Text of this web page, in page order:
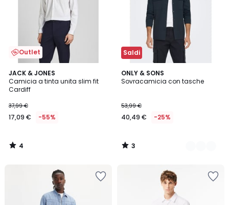
Outlet
JACK & JONES
Camicia a tinta unita slim fit
Cardiff
37,99 €
17,09 € -55%
4
/
5
4
/
Saldi
ONLY & SONS
Sovracamicia con tasche
53,99 €
40,49 € -25%
3
/
2
Colori
3
/